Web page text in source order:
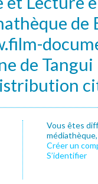
de
de
Vous êtes
Créer un
S’identifier